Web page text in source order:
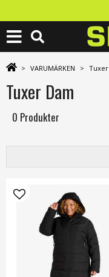
> VARUMÄRKEN > Tuxer
Tuxer Dam
0 Produkter